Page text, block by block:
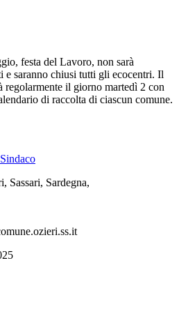
festa del Lavoro, non sarà
e saranno chiusi tutti gli ecocentri. Il
regolarmente il giorno martedì 2 con
di raccolta di ciascun comune.
Sassari, Sardegna,